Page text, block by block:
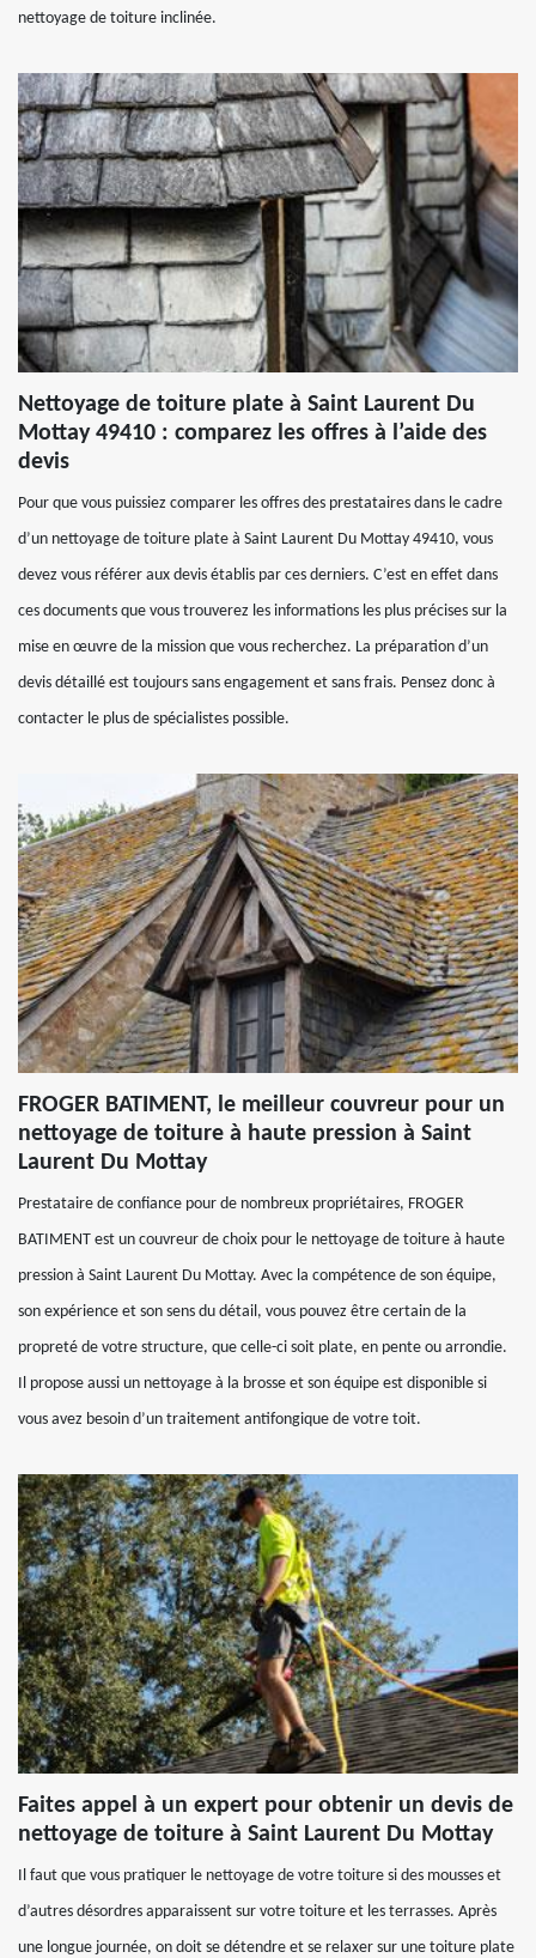
nettoyage de toiture inclinée.
Nettoyage de toiture plate à Saint Laurent Du
Mottay 49410 : comparez les offres à l’aide des
devis
Pour que vous puissiez comparer les offres des prestataires dans le cadre
d’un nettoyage de toiture plate à Saint Laurent Du Mottay 49410, vous
devez vous référer aux devis établis par ces derniers. C’est en effet dans
ces documents que vous trouverez les informations les plus précises sur la
mise en œuvre de la mission que vous recherchez. La préparation d’un
devis détaillé est toujours sans engagement et sans frais. Pensez donc à
contacter le plus de spécialistes possible.
FROGER BATIMENT, le meilleur couvreur pour un
nettoyage de toiture à haute pression à Saint
Laurent Du Mottay
Prestataire de confiance pour de nombreux propriétaires, FROGER
BATIMENT est un couvreur de choix pour le nettoyage de toiture à haute
pression à Saint Laurent Du Mottay. Avec la compétence de son équipe,
son expérience et son sens du détail, vous pouvez être certain de la
propreté de votre structure, que celle-ci soit plate, en pente ou arrondie.
Il propose aussi un nettoyage à la brosse et son équipe est disponible si
vous avez besoin d’un traitement antifongique de votre toit.
Faites appel à un expert pour obtenir un devis de
nettoyage de toiture à Saint Laurent Du Mottay
Il faut que vous pratiquer le nettoyage de votre toiture si des mousses et
d’autres désordres apparaissent sur votre toiture et les terrasses. Après
une longue journée, on doit se détendre et se relaxer sur une toiture plate